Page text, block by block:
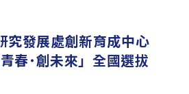
究發展處創新育成中心
春˙創未來」全國選拔